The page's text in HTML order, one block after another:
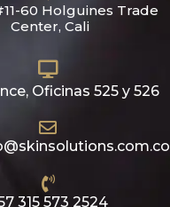
60 Holguines Trade
Center, Cali
Oficinas 525 y 526
315 573 2524